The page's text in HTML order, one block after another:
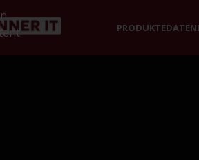
PRODUKTE